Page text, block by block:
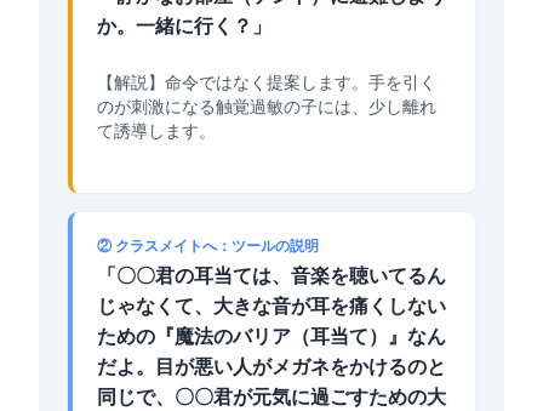
か。一緒に行く？」
【解説】命令ではなく提案します。手を引く
のが刺激になる触覚過敏の子には、少し離れ
て誘導します。
② クラスメイトへ：ツールの説明
「〇〇君の耳当ては、音楽を聴いてるん
じゃなくて、大きな音が耳を痛くしない
ための『魔法のバリア（耳当て）』なん
だよ。目が悪い人がメガネをかけるのと
同じで、〇〇君が元気に過ごすための大